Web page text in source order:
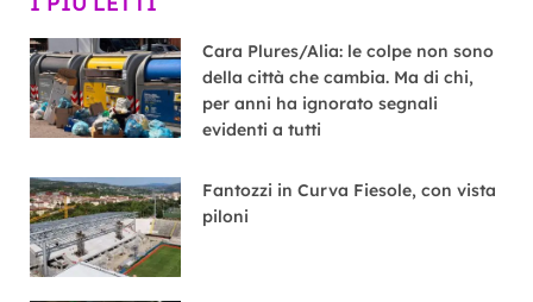
Cara Plures/Alia: le colpe non sono
della città che cambia. Ma di chi,
per anni ha ignorato segnali
evidenti a tutti
Fantozzi in Curva Fiesole, con vista
piloni